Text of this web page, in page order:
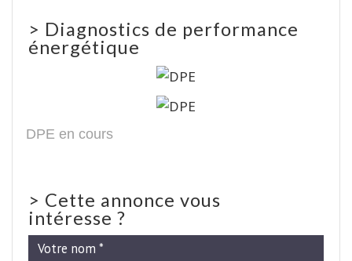
> Diagnostics de performance
énergétique
DPE en cours
> Cette annonce vous
intéresse ?